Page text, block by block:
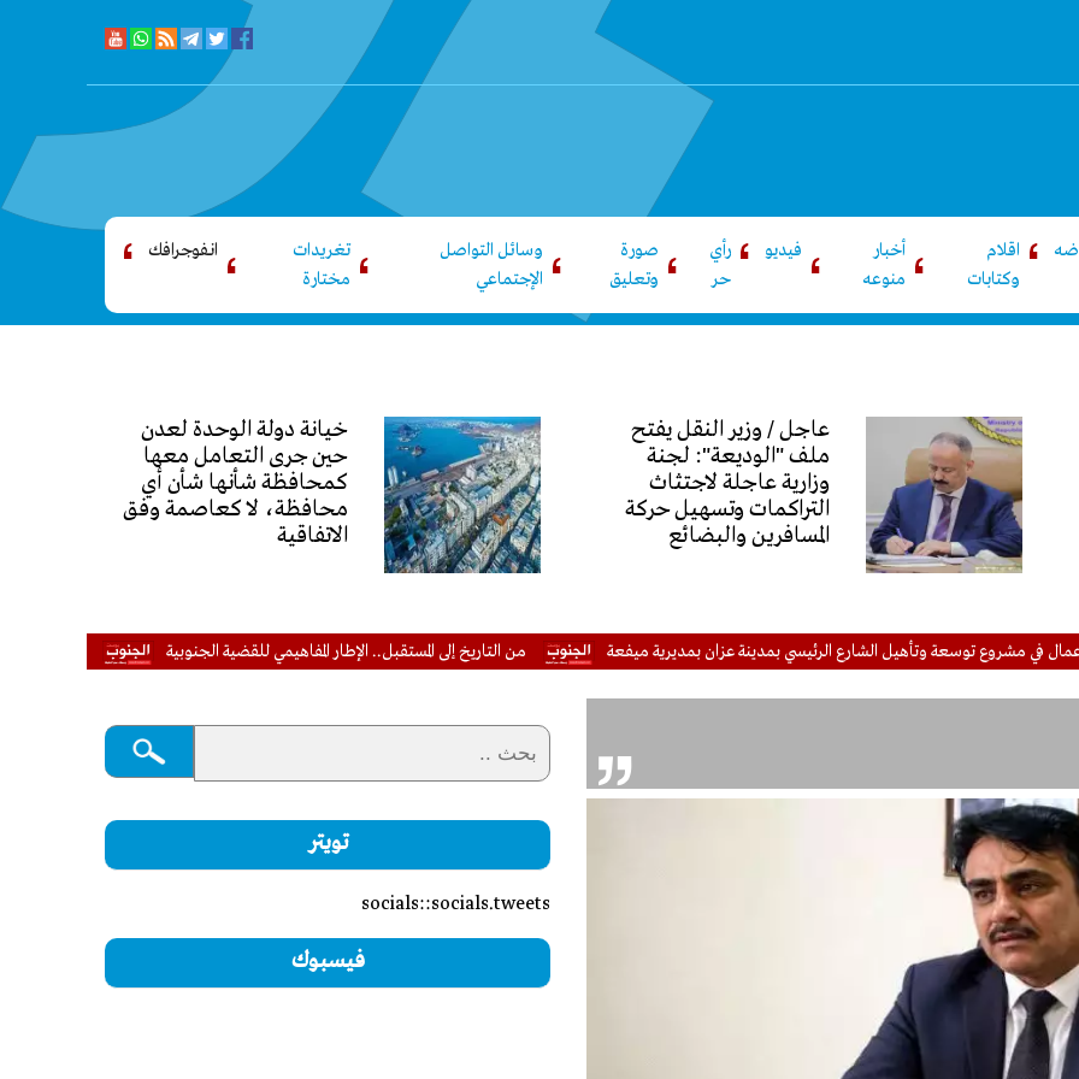
اقلام
وكتابات
أخبار
منوعه
فيديو
رأي
حر
صورة
وتعليق
وسائل التواصل
الإجتماعي
تغريدات
مختارة
انفوجرافك
عاجل / وزير النقل يفتح
ملف "الوديعة": لجنة
وزارية عاجلة لاجتثاث
التراكمات وتسهيل حركة
المسافرين والبضائع
خيانة دولة الوحدة لعدن
حين جرى التعامل معها
كمحافظة شأنها شأن أي
محافظة، لا كعاصمة وفق
الاتفاقية
توسعة وتأهيل الشارع الرئيسي بمدينة عزان بمديرية ميفعة من التاريخ إلى المستقبل.. الإطار المفاهيمي للقضية الجنوبية عاجل | التحالف: إصابة 11 مدنيًا في نجران إثر اعتداءات حـ.ـوثية بالمقذوفات العشوائية
تويتر
socials::socials.tweets
فيسبوك